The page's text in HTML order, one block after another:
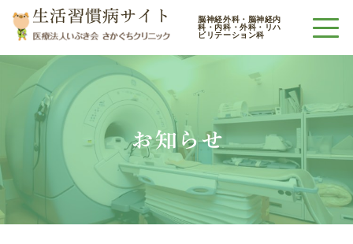
生活習慣病サイト
脳神経外科・脳神経内
科・内科・外科・リハ
ビリテーション科
お知らせ